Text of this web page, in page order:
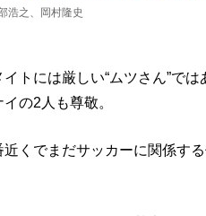
浩之、岡村隆史
トには厳しい“ムツさん”で
の2人も尊敬。
近くでまだサッカーに関係す